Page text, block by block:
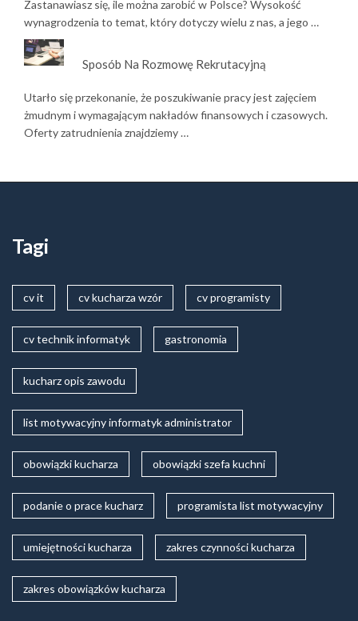
Zastanawiasz się, ile można zarobić w Polsce? Wysokość
wynagrodzenia to temat, który dotyczy wielu z nas, a jego …
Sposób Na Rozmowę Rekrutacyjną
Utarło się przekonanie, że poszukiwanie pracy jest zajęciem
żmudnym i wymagającym nakładów finansowych i czasowych.
Oferty zatrudnienia znajdziemy …
Tagi
cv it cv kucharza wzór cv programisty
cv technik informatyk gastronomia
kucharz opis zawodu
list motywacyjny informatyk administrator
obowiązki kucharza obowiązki szefa kuchni
podanie o prace kucharz programista list motywacyjny
umiejętności kucharza zakres czynności kucharza
zakres obowiązków kucharza